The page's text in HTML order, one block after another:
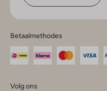
Betaalmethodes
Volg ons